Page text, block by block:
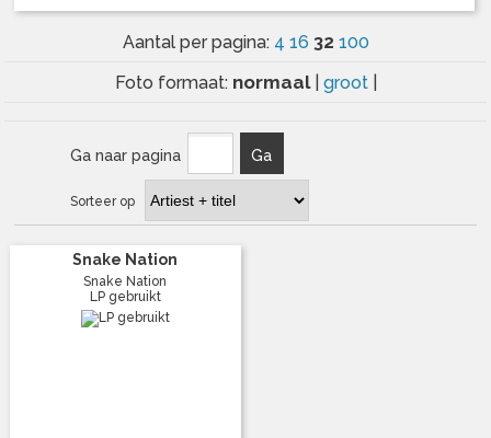
Aantal per pagina: 4 16 32 100
Foto formaat: normaal groot
Ga naar pagina Ga
Sorteer op
Snake Nation
Snake Nation
LP gebruikt